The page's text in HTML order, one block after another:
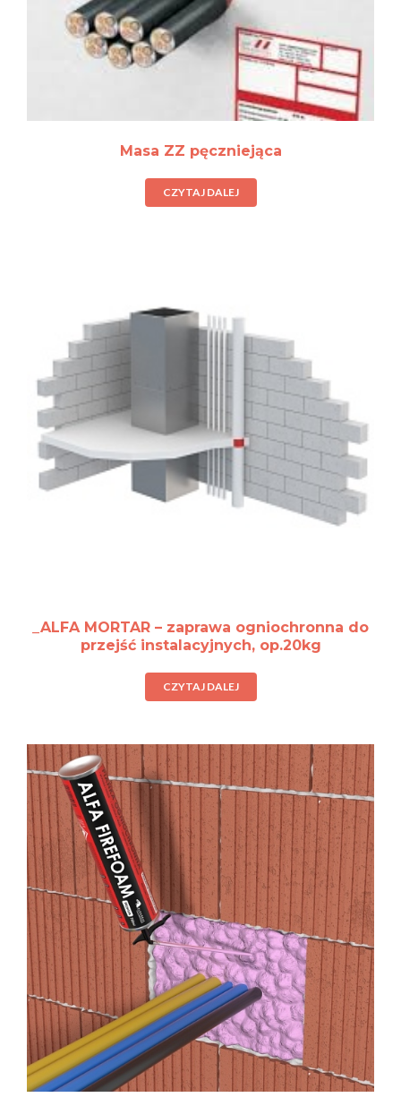
Masa ZZ pęczniejąca
CZYTAJ DALEJ
_ALFA MORTAR – zaprawa ogniochronna do
przejść instalacyjnych, op.20kg
CZYTAJ DALEJ